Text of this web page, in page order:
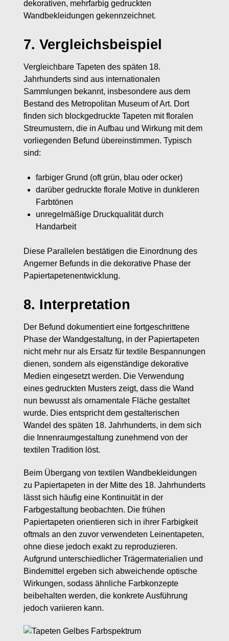
dekorativen, mehrfarbig gedruckten
Wandbekleidungen gekennzeichnet.
7. Vergleichsbeispiel
Vergleichbare Tapeten des späten 18.
Jahrhunderts sind aus internationalen
Sammlungen bekannt, insbesondere aus dem
Bestand des Metropolitan Museum of Art. Dort
finden sich blockgedruckte Tapeten mit floralen
Streumustern, die in Aufbau und Wirkung mit dem
vorliegenden Befund übereinstimmen. Typisch
sind:
farbiger Grund (oft grün, blau oder ocker)
darüber gedruckte florale Motive in dunkleren
Farbtönen
unregelmäßige Druckqualität durch
Handarbeit
Diese Parallelen bestätigen die Einordnung des
Angerner Befunds in die dekorative Phase der
Papiertapetenentwicklung.
8. Interpretation
Der Befund dokumentiert eine fortgeschrittene
Phase der Wandgestaltung, in der Papiertapeten
nicht mehr nur als Ersatz für textile Bespannungen
dienen, sondern als eigenständige dekorative
Medien eingesetzt werden. Die Verwendung
eines gedruckten Musters zeigt, dass die Wand
nun bewusst als ornamentale Fläche gestaltet
wurde. Dies entspricht dem gestalterischen
Wandel des späten 18. Jahrhunderts, in dem sich
die Innenraumgestaltung zunehmend von der
textilen Tradition löst.
Beim Übergang von textilen Wandbekleidungen
zu Papiertapeten in der Mitte des 18. Jahrhunderts
lässt sich häufig eine Kontinuität in der
Farbgestaltung beobachten. Die frühen
Papiertapeten orientieren sich in ihrer Farbigkeit
oftmals an den zuvor verwendeten Leinentapeten,
ohne diese jedoch exakt zu reproduzieren.
Aufgrund unterschiedlicher Trägermaterialien und
Bindemittel ergeben sich abweichende optische
Wirkungen, sodass ähnliche Farbkonzepte
beibehalten werden, die konkrete Ausführung
jedoch variieren kann.